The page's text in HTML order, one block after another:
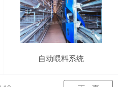
自动喂料系统